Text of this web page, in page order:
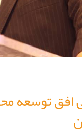
توسعه